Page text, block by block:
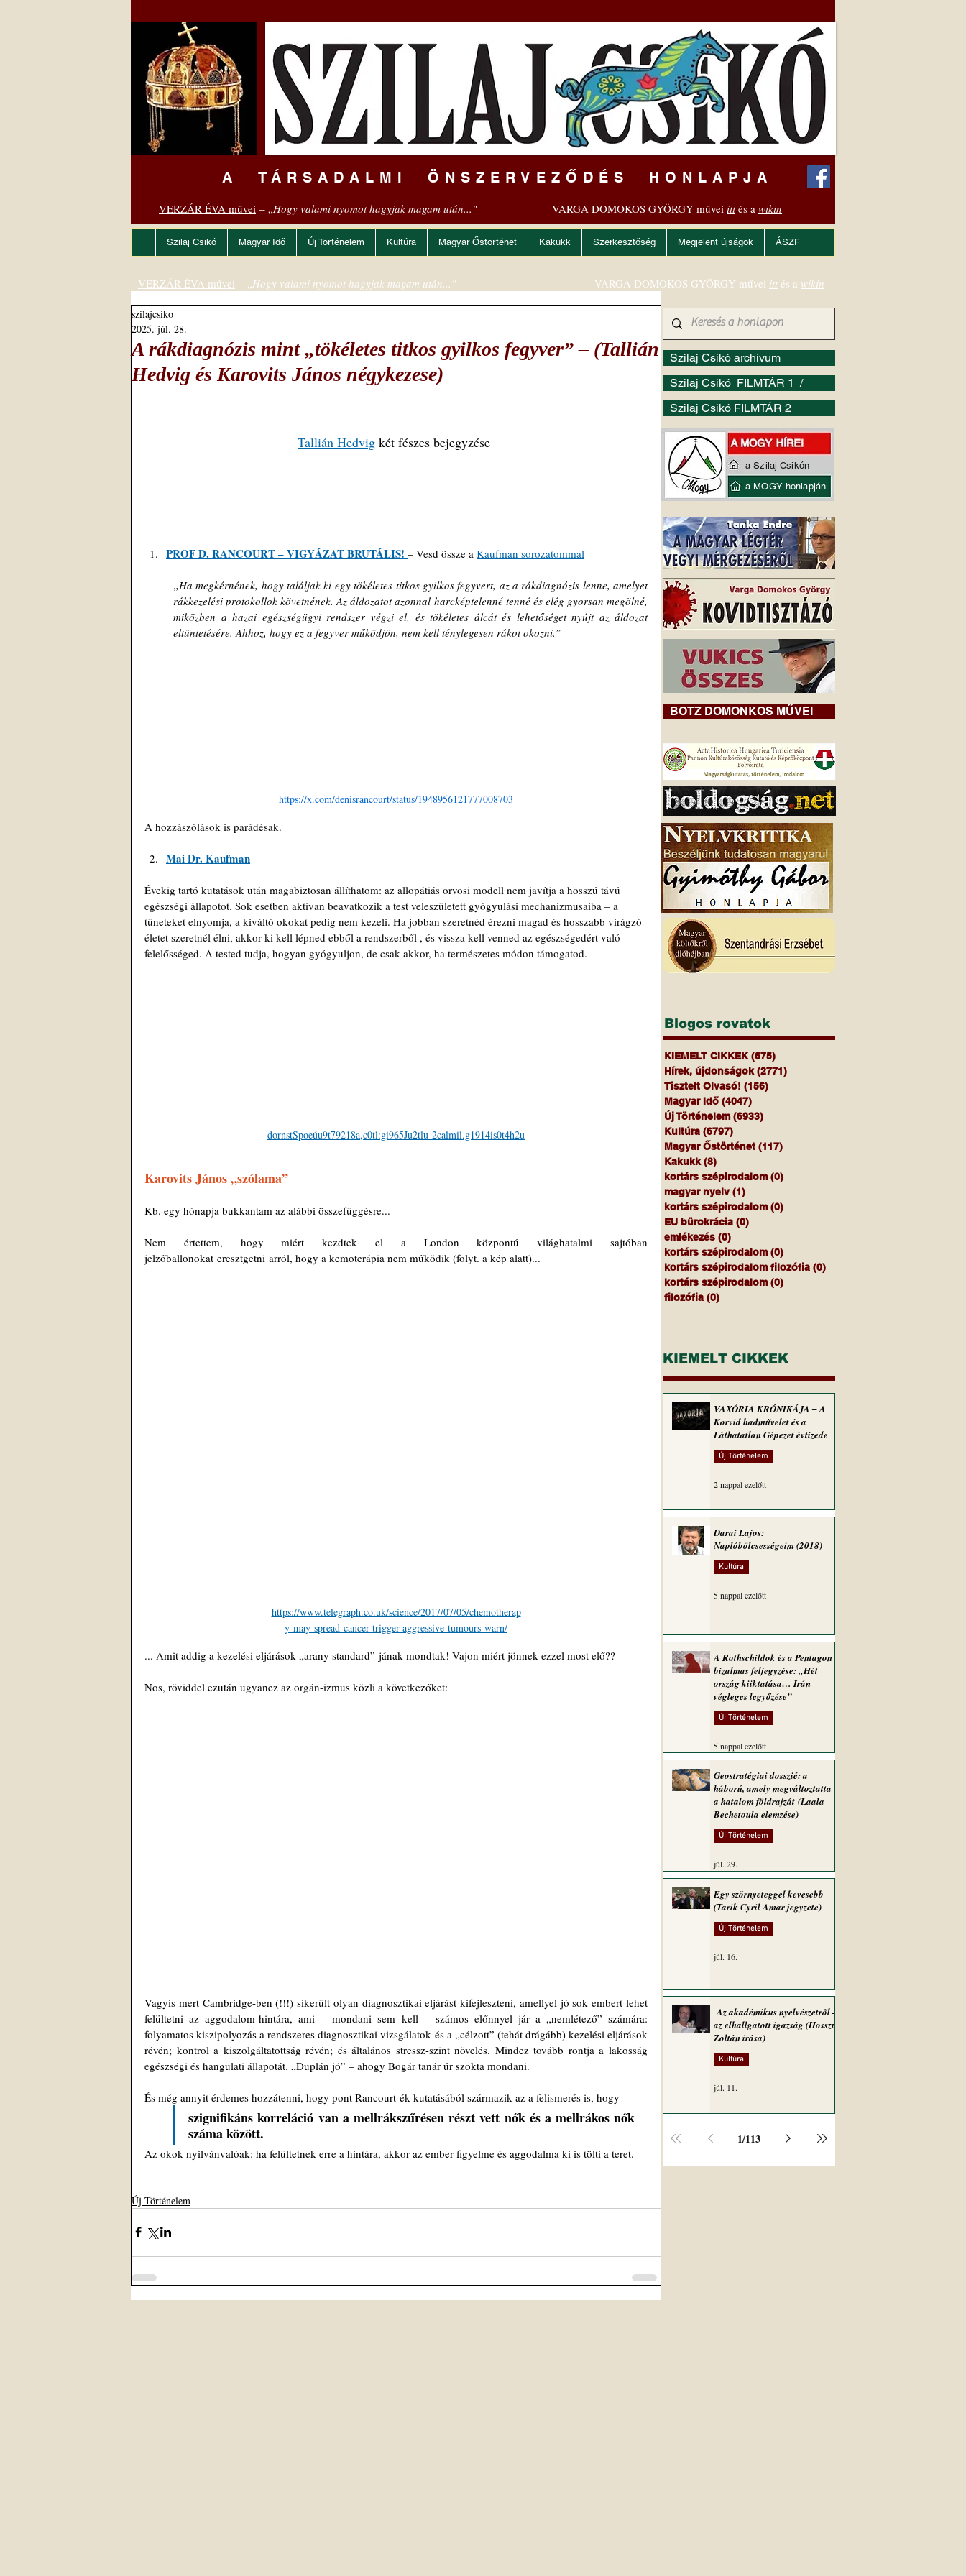
A TÁRSADALMI ÖNSZERVEZŐDÉS HONLAPJA
VERZÁR ÉVA művei – „Hogy valami nyomot hagyjak magam után..." VARGA DOMOKOS GYÖRGY művei ittés a wikin
Szilaj Csikó Magyar Idő Új Történelem Kultúra Magyar Őstörténet Kakukk Szerkesztőség Megjelent újságok ÁSZF
A rákdiagnózis mint „tökéletes titkos gyilkos fegyver” – (Tallián
Hedvig és Karovits János négykezese)
szilajcsiko
2025. júl. 28.
Tallián Hedvig két fészes bejegyzése
PROF D. RANCOURT – VIGYÁZAT BRUTÁLIS! – Vesd össze a Kaufman sorozatommal
„Ha megkérnének, hogy találjak ki egy tökéletes titkos gyilkos fegyvert, az a rákdiagnózis lenne, amelyet
rákkezelési protokollok követnének. Az áldozatot azonnal harcképtelenné tenné és elég gyorsan megölné,
miközben a hazai egészségügyi rendszer végzi el, és tökéletes álcát és lehetőséget nyújt az áldozat
eltüntetésére. Ahhoz, hogy ez a fegyver működjön, nem kell ténylegesen rákot okozni.”
https://x.com/denisrancourt/status/1948956121777008703
A hozzászólások is parádésak.
Mai Dr. Kaufman
Évekig tartó kutatások után magabiztosan állíthatom: az allopátiás orvosi modell nem javítja a hosszú távú
egészségi állapotot. Sok esetben aktívan beavatkozik a test veleszületett gyógyulási mechanizmusaiba – a
tüneteket elnyomja, a kiváltó okokat pedig nem kezeli. Ha jobban szeretnéd érezni magad és hosszabb virágzó
életet szeretnél élni, akkor ki kell lépned ebből a rendszerből , és vissza kell venned az egészségedért való
felelősséged. A tested tudja, hogyan gyógyuljon, de csak akkor, ha természetes módon támogatod.
dornstSpoeúu9t79218a,c0tl:gi965Ju2tlu 2calmil.g1914is0t4h2u
Karovits János „szólama”
Kb. egy hónapja bukkantam az alábbi összefüggésre...
Nem értettem, hogy miért kezdtek el a London központú világhatalmi sajtóban
jelzőballonokat eresztgetni arról, hogy a kemoterápia nem működik (folyt. a kép alatt)...
https://www.telegraph.co.uk/science/2017/07/05/chemotherap
y-may-spread-cancer-trigger-aggressive-tumours-warn/
... Amit addig a kezelési eljárások „arany standard”-jának mondtak! Vajon miért jönnek ezzel most elő??
Nos, röviddel ezután ugyanez az orgán-izmus közli a következőket:
Vagyis mert Cambridge-ben (!!!) sikerült olyan diagnosztikai eljárást kifejleszteni, amellyel jó sok embert lehet
felültetni az aggodalom-hintára, ami – mondani sem kell – számos előnnyel jár a „nemlétező” számára:
folyamatos kiszipolyozás a rendszeres diagnosztikai vizsgálatok és a „célzott” (tehát drágább) kezelési eljárások
révén; kontrol a kiszolgáltatottság révén; és általános stressz-szint növelés. Mindez tovább rontja a lakosság
egészségi és hangulati állapotát. „Duplán jó” – ahogy Bogár tanár úr szokta mondani.
És még annyit érdemes hozzátenni, hogy pont Rancourt-ék kutatásából származik az a felismerés is, hogy
szignifikáns korreláció van a mellrákszűrésen részt vett nők és a mellrákos nők
száma között.
Az okok nyilvánvalóak: ha felültetnek erre a hintára, akkor az ember figyelme és aggodalma ki is tölti a teret.
Új Történelem
Szilaj Csikó archívum
Szilaj Csikó FILMTÁR 1 /
Szilaj Csikó FILMTÁR 2
VERZÁR ÉVA művei – „Hogy valami nyomot hagyjak magam után..." VARGA DOMOKOS GYÖRGY művei itt és a wikin
BOTZ DOMONKOS MŰVEI
Blogos rovatok
KIEMELT CIKKEK (675)
Hírek, újdonságok (2771)
Tisztelt Olvasó! (156)
Magyar Idő (4047)
Új Történelem (6933)
Kultúra (6797)
Magyar Őstörténet (117)
Kakukk (8)
kortárs szépirodalom (0)
magyar nyelv (1)
kortárs szépirodalom (0)
EU bürokrácia (0)
emlékezés (0)
kortárs szépirodalom (0)
kortárs szépirodalom filozófia (0)
kortárs szépirodalom (0)
filozófia (0)
KIEMELT CIKKEK
VAXÓRIA KRÓNIKÁJA ‒ A
Korvid hadművelet és a
Láthatatlan Gépezet évtizede
Új Történelem
2 nappal ezelőtt
Darai Lajos:
Naplóbölcsességeim (2018)
Kultúra
5 nappal ezelőtt
A Rothschildok és a Pentagon
bizalmas feljegyzése: „Hét
ország kiiktatása… Irán
végleges legyőzése”
Új Történelem
5 nappal ezelőtt
Geostratégiai dosszié: a
háború, amely megváltoztatta
a hatalom földrajzát (Laala
Bechetoula elemzése)
Új Történelem
júl. 29.
Egy szörnyeteggel kevesebb
(Tarik Cyril Amar jegyzete)
Új Történelem
júl. 16.
Az akadémikus nyelvészetről –
az elhallgatott igazság (Hosszú
Zoltán írása)
Kultúra
júl. 11.
1/113
a Szilaj Csikón
a MOGY honlapján